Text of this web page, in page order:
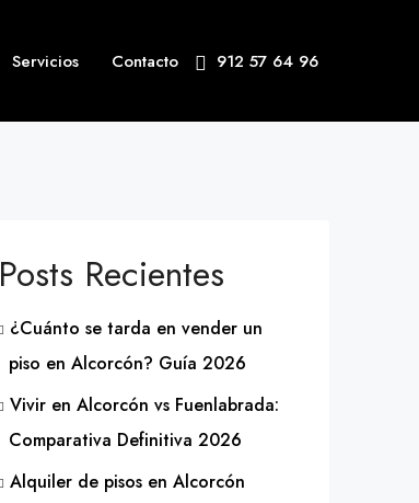
Servicios Contacto 912 57 64 96
Posts Recientes
¿Cuánto se tarda en vender un
piso en Alcorcón? Guía 2026
Vivir en Alcorcón vs Fuenlabrada:
Comparativa Definitiva 2026
Alquiler de pisos en Alcorcón